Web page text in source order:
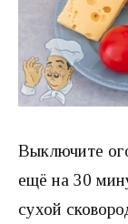
Выключите
ещё на 30
сухой